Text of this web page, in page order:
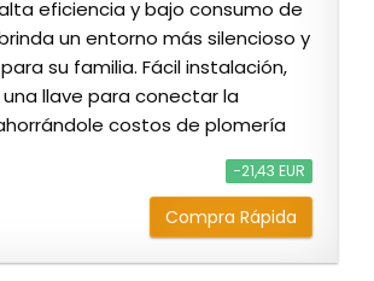
eficiencia y bajo consumo de
un entorno más silencioso y
su familia. Fácil instalación,
llave para conectar la
costos de plomería
−21,43 EUR
Compra Rápida